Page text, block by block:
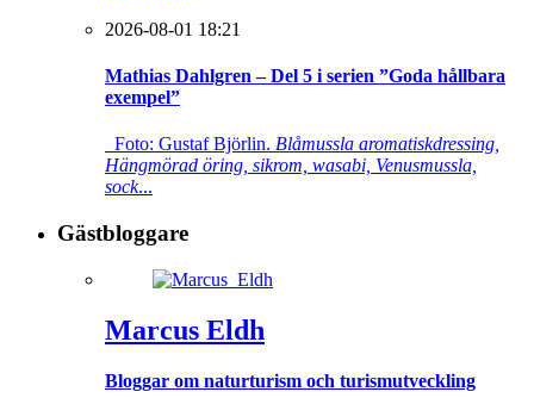
2026-08-01 18:21
Mathias Dahlgren – Del 5 i serien ”Goda hållbara
exempel”
Foto: Gustaf Björlin. Blåmussla aromatiskdressing,
Hängmörad öring, sikrom, wasabi, Venusmussla,
sock...
Gästbloggare
Marcus Eldh
Bloggar om naturturism och turismutveckling